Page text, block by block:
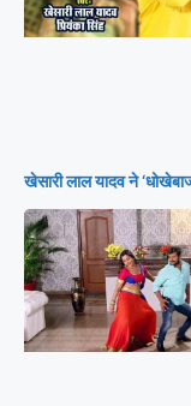
खेसारी लाल यादव ने